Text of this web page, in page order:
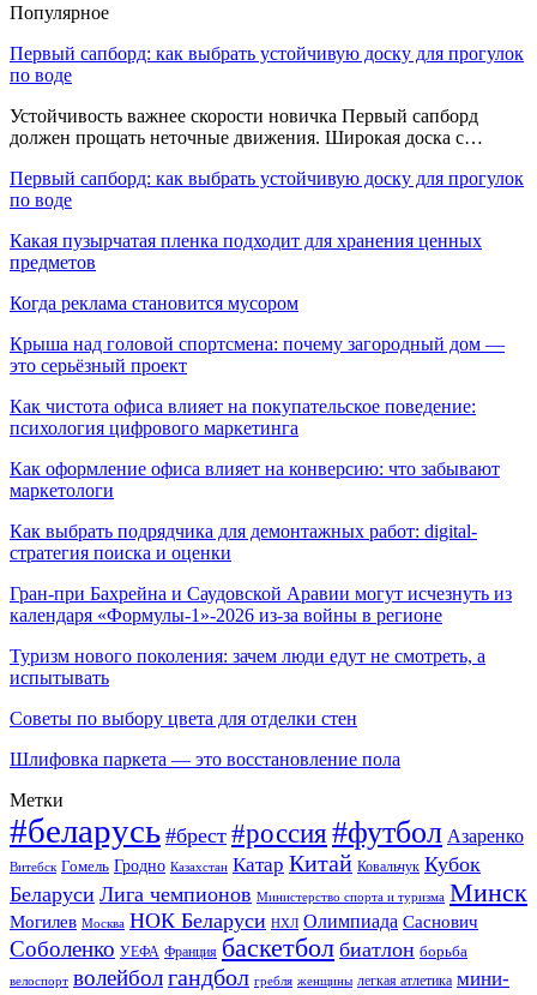
Популярное
Первый сапборд: как выбрать устойчивую доску для прогулок
по воде
Устойчивость важнее скорости новичка Первый сапборд
должен прощать неточные движения. Широкая доска с…
Первый сапборд: как выбрать устойчивую доску для прогулок
по воде
Какая пузырчатая пленка подходит для хранения ценных
предметов
Когда реклама становится мусором
Крыша над головой спортсмена: почему загородный дом —
это серьёзный проект
Как чистота офиса влияет на покупательское поведение:
психология цифрового маркетинга
Как оформление офиса влияет на конверсию: что забывают
маркетологи
Как выбрать подрядчика для демонтажных работ: digital-
стратегия поиска и оценки
Гран-при Бахрейна и Саудовской Аравии могут исчезнуть из
календаря «Формулы-1»-2026 из-за войны в регионе
Туризм нового поколения: зачем люди едут не смотреть, а
испытывать
Советы по выбору цвета для отделки стен
Шлифовка паркета — это восстановление пола
Метки
#беларусь #брест #россия#футбол Азаренко
Витебск Гомель Гродно Казахстан Катар Китай Ковальчук Кубок
Беларуси Лига чемпионов Министерство спорта и туризма Минск
Могилев Москва НОК Беларуси НХЛ Олимпиада Саснович
Соболенко УЕФА Франция баскетбол биатлон борьба
велоспорт волейболгандбол гребля женщины легкая атлетика мини-